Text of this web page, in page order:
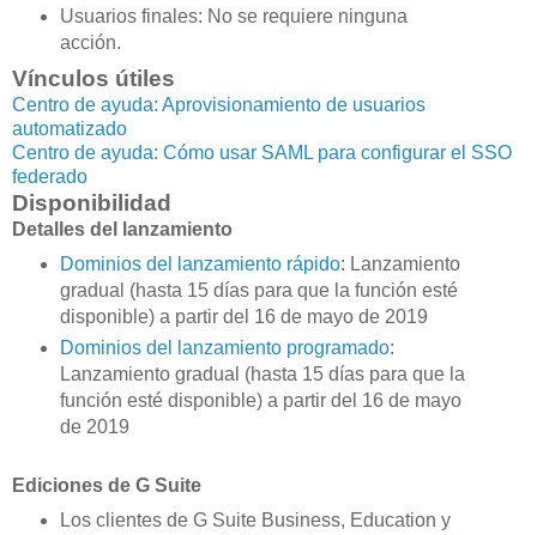
Usuarios finales: No se requiere ninguna
acción.
Vínculos útiles
Centro de ayuda: Aprovisionamiento de usuarios
automatizado
Centro de ayuda: Cómo usar SAML para configurar el SSO
federado
Disponibilidad
Detalles del lanzamiento
Dominios del lanzamiento rápido: Lanzamiento
gradual (hasta 15 días para que la función esté
disponible) a partir del 16 de mayo de 2019
Dominios del lanzamiento programado:
Lanzamiento gradual (hasta 15 días para que la
función esté disponible) a partir del 16 de mayo
de 2019
Ediciones de G Suite
Los clientes de G Suite Business, Education y